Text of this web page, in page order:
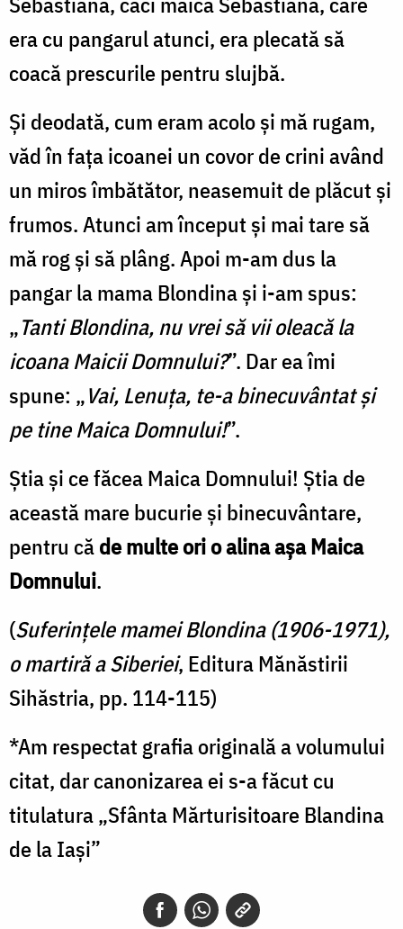
era cu pangarul atunci, era plecată să
coacă prescurile pentru slujbă.
Şi deodată, cum eram acolo şi mă rugam,
văd în faţa icoanei un covor de crini având
un miros îmbătător, neasemuit de plăcut şi
frumos. Atunci am început şi mai tare să
mă rog şi să plâng. Apoi m-am dus la
pangar la mama Blondina şi i-am spus:
„Tanti Blondina, nu vrei să vii oleacă la
icoana Maicii Domnului?”. Dar ea îmi
spune: „Vai, Lenuţa, te-a binecuvântat şi
pe tine Maica Domnului!”.
Știa şi ce făcea Maica Domnului! Ştia de
această mare bucurie şi binecuvântare,
pentru căde multe ori o alina aşa Maica
Domnului.
(Suferințele mamei Blondina (1906-1971),
o martiră a Siberiei, Editura Mănăstirii
Sihăstria, pp. 114-115)
*Am respectat grafia originală a volumului
citat, dar canonizarea ei s-a făcut cu
titulatura „Sfânta Mărturisitoare Blandina
de la Iași”